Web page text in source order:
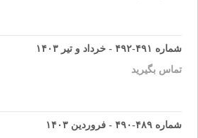
شماره ۴۹۱-۴۹۲ - خرداد و تیر ۱۴۰۳
تماس بگیرید
شماره ۴۸۹-۴۹۰ - فروردین ۱۴۰۳